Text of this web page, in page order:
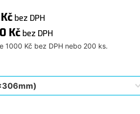
bez DPH
Kč bez DPH
1000 Kč bez DPH nebo 200 ks.